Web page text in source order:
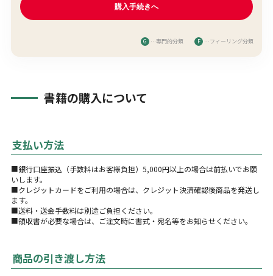
G …専門的分類 F …フィーリング分類
書籍の購入について
支払い方法
■銀行口座振込（手数料はお客様負担）5,000円以上の場合は前払いでお願
いします。
■クレジットカードをご利用の場合は、クレジット決済確認後商品を発送し
ます。
■送料・送金手数料は別途ご負担ください。
■領収書が必要な場合は、ご注文時に書式・宛名等をお知らせください。
商品の引き渡し方法